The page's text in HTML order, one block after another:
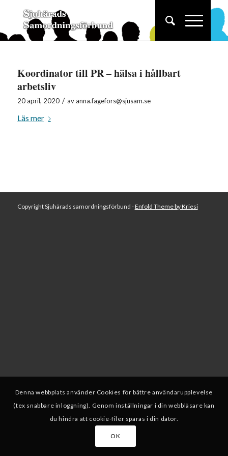
Koordinator till PR – hälsa i hållbart
arbetsliv
20 april, 2020 / avanna.fagefors@sjusam.se
Läs mer
Copyright Sjuhärads samordningsförbund -Enfold Theme by Kriesi
Denna webbplats använder Cookies för bättre användarupplevelse
(tex snabbare inloggning). Genom inställningar i din webbläsare kan
du hindra att cookie-filer sparas i din dator.
OK